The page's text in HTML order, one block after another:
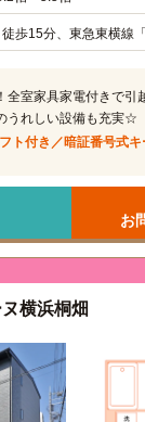
歩15分、東急東横線
全室家具家電付きで引
うれしい設備も充実☆
ト付き／暗証番号式キ
お
横浜桐畑